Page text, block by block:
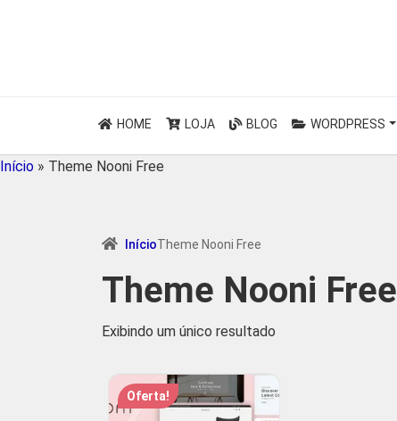
HOME LOJA BLOG WORDPRESS
Início » Theme Nooni Free
InícioTheme Nooni Free
Theme Nooni Free
Exibindo um único resultado
Oferta!